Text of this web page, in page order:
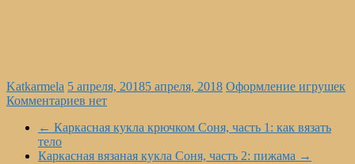
Katkarmela 5 апреля, 20185 апреля, 2018 Оформление игрушек
Комментариев нет
← Каркасная кукла крючком Соня, часть 1: как вязать
тело
Каркасная вязаная кукла Соня, часть 2: пижама →